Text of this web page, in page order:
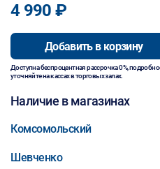
4 990 ₽
Добавить в корзину
Доступна беспроцентная рассрочка 0%,
уточняйте на кассах в торговых залах.
Наличие в магазинах
Комсомольский
Шевченко